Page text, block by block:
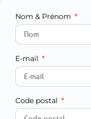
Nom & Prénom
E-mail
Code postal